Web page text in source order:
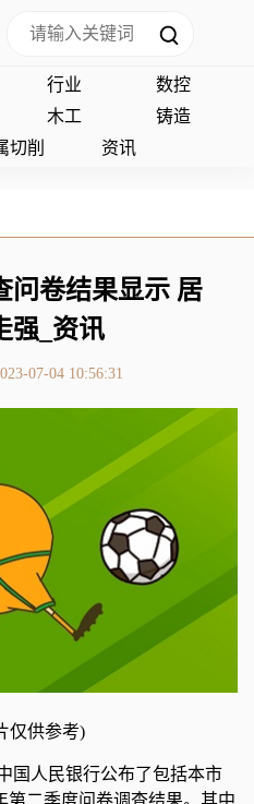
行业
数控
木工
铸造
切削 资讯
问卷结果显示 居
强_资讯
07-04 10:56:31
仅供参考)
国人民银行公布了包括本市
二季度问卷调查结果。其中